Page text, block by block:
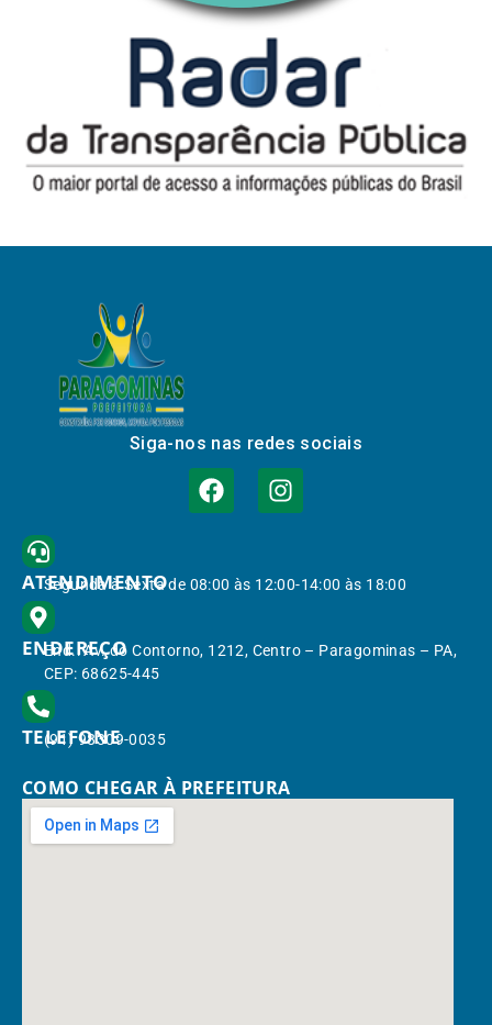
Siga-nos nas redes sociais
ATENDIMENTO
Segunda à Sexta de 08:00 às 12:00-14:00 às 18:00
ENDEREÇO
End.: Av. do Contorno, 1212, Centro – Paragominas – PA,
CEP: 68625-445
TELEFONE
(91) 98309-0035
COMO CHEGAR À PREFEITURA